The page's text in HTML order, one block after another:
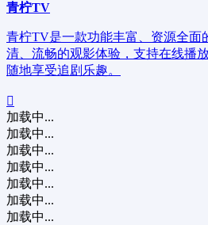
青柠TV
青柠TV是一款功能丰富、资源全面
清、流畅的观影体验，支持在线播
随地享受追剧乐趣。
加载中...
加载中...
加载中...
加载中...
加载中...
加载中...
加载中...